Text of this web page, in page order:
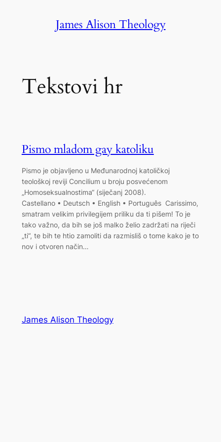
James Alison Theology
Tekstovi hr
Pismo mladom gay katoliku
Pismo je objavljeno u Međunarodnoj katoličkoj
teološkoj reviji Concilium u broju posvećenom
„Homoseksualnostima“ (siječanj 2008).
Castellano • Deutsch • English • Português Carissimo,
smatram velikim privilegijem priliku da ti pišem! To je
tako važno, da bih se još malko želio zadržati na riječi
„ti“, te bih te htio zamoliti da razmisliš o tome kako je to
nov i otvoren način…
James Alison Theology